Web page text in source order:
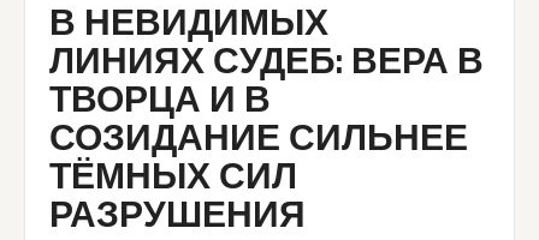
В НЕВИДИМЫХ
ЛИНИЯХ СУДЕБ: ВЕРА В
ТВОРЦА И В
СОЗИДАНИЕ СИЛЬНЕЕ
ТЁМНЫХ СИЛ
РАЗРУШЕНИЯ